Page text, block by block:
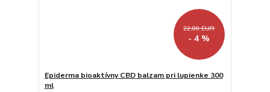
22,00 EUR
- 4 %
Epiderma bioaktívny CBD balzam pri lupienke 300
ml